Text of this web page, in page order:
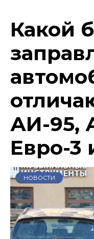
Какой
АИ-95,
Евро-3
НОВОСТИ